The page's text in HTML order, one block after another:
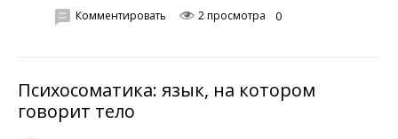
Комментировать 2 просмотра 0
Психосоматика: язык, на котором
говорит тело